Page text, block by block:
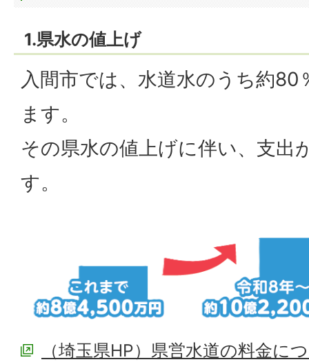
1.県水の値上げ
入間市では、水道水のうち約
ます。
その県水の値上げに伴い、支出
す。
（埼玉県HP）県営水道の料金に